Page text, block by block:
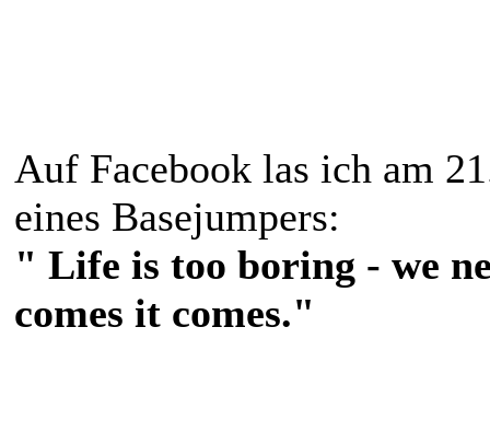
Auf Facebook las ich am
eines Basejumpers:
" Life is too boring - we
comes it comes."